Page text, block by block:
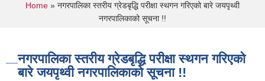
You are here
Home » नगरपालिका स्तरीय ग्रेडबृद्धि परीक्षा स्थगन गरिएको बारे जयपृथ्वी
नगरपालिकाको सूचना !!
नगरपालिका स्तरीय ग्रेडबृद्धि परीक्षा स्थगन गरिएको
बारे जयपृथ्वी नगरपालिकाको सूचना !!